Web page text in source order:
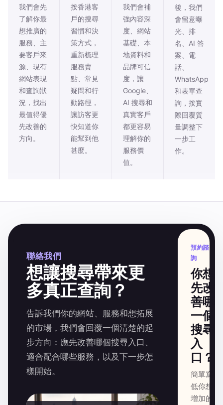
我們會先
了解你最
想推廣的
服務、主
要客戶來
源、現有
網站表現
和查詢狀
況，找出
最值得優
先改善的
方向。
按香港客
戶的搜尋
習慣和決
策方式，
重新梳理
服務賣
點、常見
疑問和行
動路徑，
讓訪客更
快知道你
能幫到他
甚麼。
我們會補
強內容深
度、網站
基礎、本
地資料和
品牌可信
度，讓
Google、
AI 搜尋和
真實客戶
都更容易
理解你的
服務價
值。
後，我們
會留意曝
光、排
名、AI 答
案、電
話、
WhatsApp
和表單查
詢，按實
際回覆質
量調整下
一步工
作。
聯絡我們
想讓搜尋帶來更
多真正查詢？
告訴我們你的網站、服務和想拓展
的市場，我們會回覆一個清楚的起
步方向：應先改善哪個搜尋入口、
適合配合哪些服務，以及下一步怎
樣開始。
預約諮
詢
你想
先改
善哪
一個
搜尋
入
口？
簡單寫
低你想
增加的